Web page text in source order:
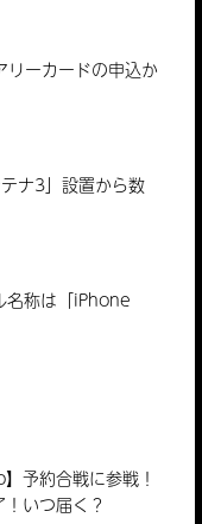
リーカードの申込か
ナ3」設置から数
名称は「iPhone
予約合戦に参戦！
いつ届く？